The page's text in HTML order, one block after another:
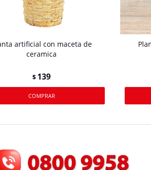
artificial con maceta de
ceramica
$ 139